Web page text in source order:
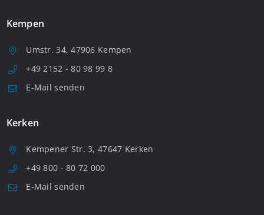
Kempen
Umstr. 34, 47906 Kempen
+49 2152 - 80 98 99 8
E-Mail senden
Kerken
Kempener Str. 3, 47647 Kerken
+49 800 - 80 72 000
E-Mail senden